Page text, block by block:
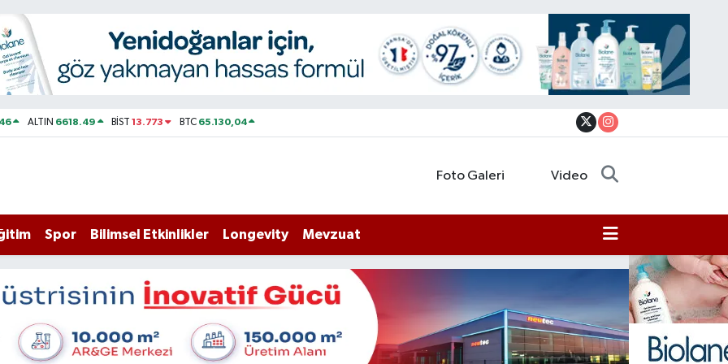
ALTIN 6618.49 BİST13.773 BTC 65.130,04
Foto Galeri Video
Spor Bilimsel Etkinlikler Longevity Mevzuat